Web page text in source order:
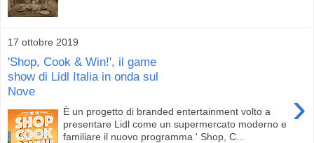
17 ottobre 2019
'Shop, Cook & Win!', il game
show di Lidl Italia in onda sul
Nove
›
È un progetto di branded entertainment volto a
presentare Lidl come un supermercato moderno e
familiare il nuovo programma ' Shop, C...